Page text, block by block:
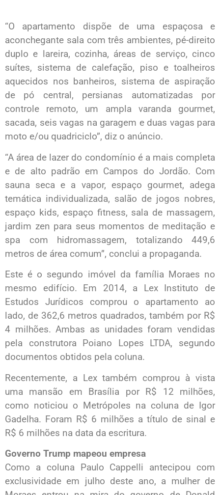
“O apartamento dispõe de uma espaçosa e
aconchegante sala com três ambientes, pé-direito
duplo e lareira, cozinha, áreas de serviço, cinco
suítes, sistema de calefação, piso e toalheiros
aquecidos nos banheiros, sistema de aspiração
de pó central, persianas automatizadas por
controle remoto, um ampla varanda gourmet,
sacada, seis vagas na garagem e duas vagas para
moto e/ou quadriciclo”, diz o anúncio.
“A área de lazer do condomínio é a mais completa
e de alto padrão em Campos do Jordão. Com
sauna seca e a vapor, espaço gourmet, adega
temática individualizada, salão de jogos nobres,
espaço kids, espaço fitness, sala de massagem,
jardim zen para seus momentos de meditação e
spa com hidromassagem, totalizando 449,6
metros de área comum”, conclui a propaganda.
Este é o segundo imóvel da família Moraes no
mesmo edifício. Em 2014, a Lex Instituto de
Estudos Jurídicos comprou o apartamento ao
lado, de 362,6 metros quadrados, também por R$
4 milhões. Ambas as unidades foram vendidas
pela construtora Poiano Lopes LTDA, segundo
documentos obtidos pela coluna.
Recentemente, a Lex também comprou à vista
uma mansão em Brasília por R$ 12 milhões,
como noticiou o Metrópoles na coluna de Igor
Gadelha. Foram R$ 6 milhões a título de sinal e
R$ 6 milhões na data da escritura.
Governo Trump mapeou empresa
Como a coluna Paulo Cappelli antecipou com
exclusividade em julho deste ano, a mulher de